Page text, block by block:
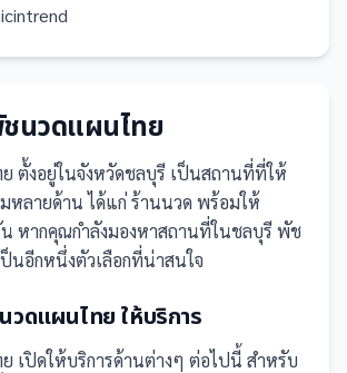
นวดแผนไทย
ตั้งอยู่ในจังหวัดชลบุรี เป็นสถานที่ที่ให้
หลายด้าน ได้แก่ ร้านนวด พร้อมให้
หากคุณกำลังมองหาสถานที่ในชลบุรี พัช
นอีกหนึ่งตัวเลือกที่น่าสนใจ
วดแผนไทย ให้บริการ
เปิดให้บริการด้านต่างๆ ต่อไปนี้ สำหรับ